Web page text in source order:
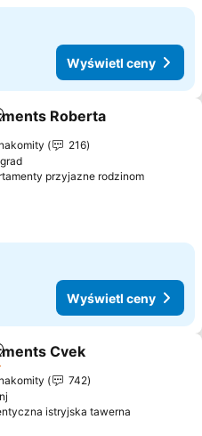
Wyświetl ceny
do ulubionych
Roberta
216
przyjazne rodzinom
Wyświetl ceny
do ulubionych
Cvek
742
istryjska tawerna